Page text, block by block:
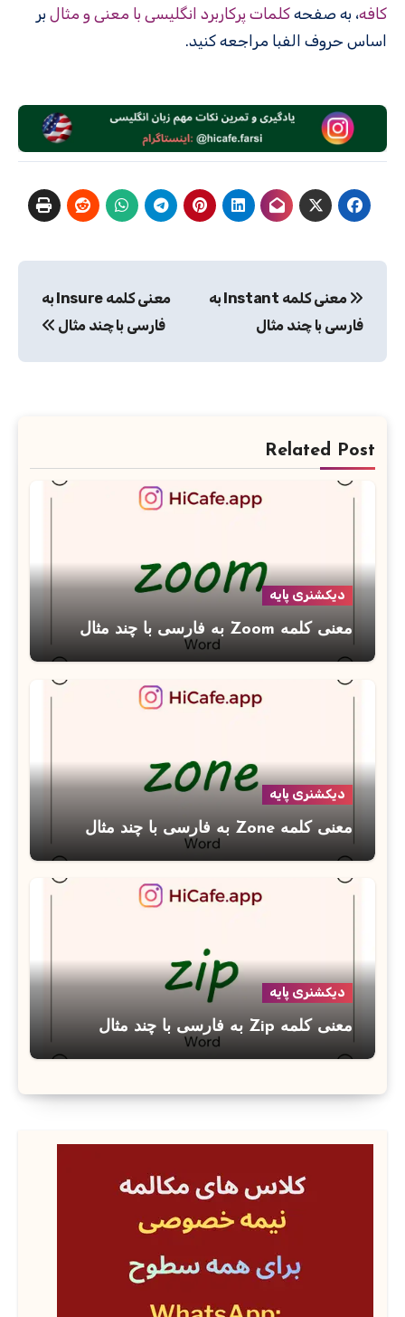
کافه، به صفحه کلمات پرکاربرد انگلیسی با معنی و مثال بر
اساس حروف الفبا مراجعه کنید.
نوشته
معنی کلمه Instant به
فارسی با چند مثال
معنی کلمه Insure به
فارسی با چند مثال
Related Post
دیکشنری پایه
معنی کلمه Zoom به فارسی با چند مثال
دیکشنری پایه
معنی کلمه Zone به فارسی با چند مثال
دیکشنری پایه
معنی کلمه Zip به فارسی با چند مثال